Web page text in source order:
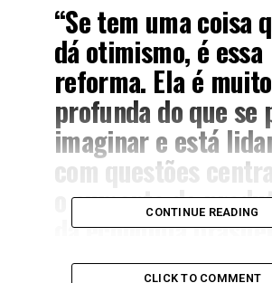
“Se tem uma coisa
dá otimismo, é essa
reforma. Ela é
profunda do que se
imaginar e está
com questões
o aumento da
da economia
Porque a disputa,
CONTINUE READING
CLICK TO COMMENT